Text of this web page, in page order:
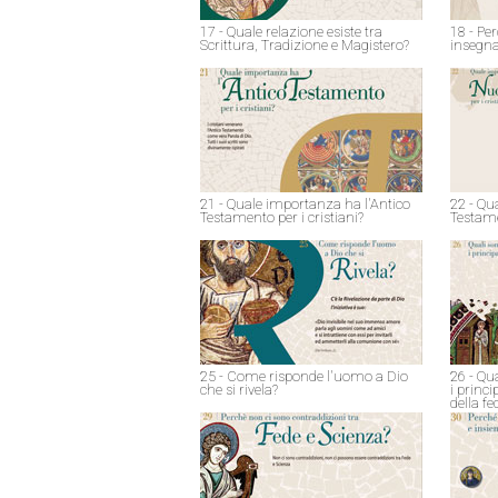
17 - Quale relazione esiste tra
Scrittura, Tradizione e Magistero?
18 -
21 - Quale importanza ha l'Antico
Testamento per i cristiani?
22 -
25 - Come risponde l'uomo a Dio
che si rivela?
26 -
i
della